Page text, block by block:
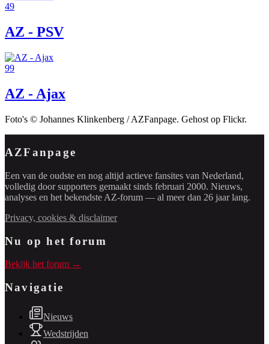
49
AZ - PSV
99
AZ - Ajax
Foto's © Johannes Klinkenberg / AZFanpage. Gehost op Flickr.
AZFanpage
Een van de oudste en nog altijd actieve fansites van Nederland,
volledig door supporters gemaakt sinds februari 2000. Nieuws,
analyses en het bekendste AZ-forum — al meer dan 26 jaar lang.
Privacy, cookies & disclaimer
Nu op het forum
Bekijk het forum →
Navigatie
Nieuws
Wedstrijden